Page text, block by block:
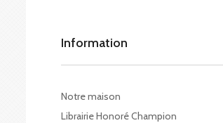
Information
Notre maison
Librairie Honoré Champion